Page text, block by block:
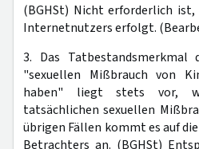
(BGHSt) Nicht erforderlich
Internetnutzers erfolgt.
3. Das Tatbestandsmerkmal
"sexuellen Mißbrauch von
haben" liegt stets vor,
tatsächlichen sexuellen
übrigen Fällen kommt es auf
Betrachters an. (BGHSt)